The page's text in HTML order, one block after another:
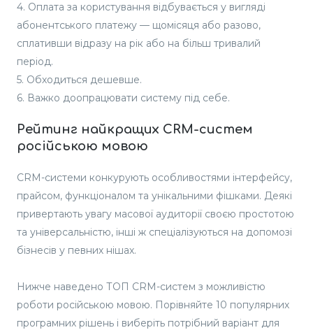
4. Оплата за користування відбувається у вигляді
абонентського платежу — щомісяця або разово,
сплативши відразу на рік або на більш тривалий
період.
5. Обходиться дешевше.
6. Важко доопрацювати систему під себе.
Рейтинг найкращих CRM-систем
російською мовою
CRM-системи конкурують особливостями інтерфейсу,
прайсом, функціоналом та унікальними фішками. Деякі
привертають увагу масової аудиторії своєю простотою
та універсальністю, інші ж спеціалізуються на допомозі
бізнесів у певних нішах.
Нижче наведено ТОП CRM-систем з можливістю
роботи російською мовою. Порівняйте 10 популярних
програмних рішень і виберіть потрібний варіант для